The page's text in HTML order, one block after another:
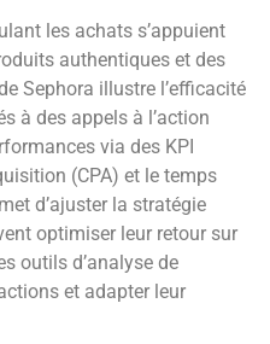
les achats s’appuient
authentiques et des
Sephora illustre l’efficacité
à des appels à l’action
via des KPI
(CPA) et le temps
d’ajuster la stratégie
optimiser leur retour sur
outils d’analyse de
et adapter leur